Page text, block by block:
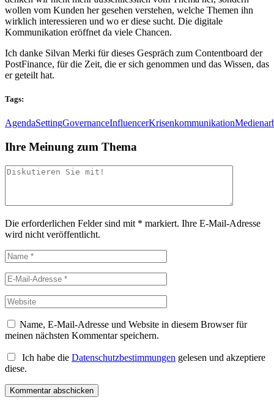
wollen vom Kunden her gesehen verstehen, welche Themen ihn
wirklich interessieren und wo er diese sucht. Die digitale
Kommunikation eröffnet da viele Chancen.
Ich danke Silvan Merki für dieses Gespräch zum Contentboard der
PostFinance, für die Zeit, die er sich genommen und das Wissen, das
er geteilt hat.
Tags:
AgendaSettingGovernanceInfluencerKrisenkommunikation
Ihre Meinung zum Thema
Die erforderlichen Felder sind mit * markiert. Ihre E-Mail-Adresse
wird nicht veröffentlicht.
Name, E-Mail-Adresse und Website in diesem Browser für
meinen nächsten Kommentar speichern.
Ich habe die Datenschutzbestimmungen gelesen und akzeptiere
diese.